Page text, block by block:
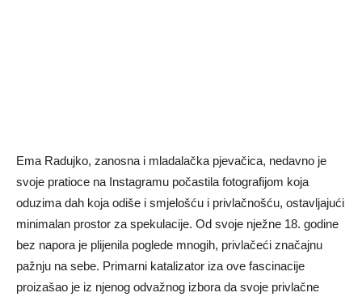
Ema Radujko, zanosna i mladalačka pjevačica, nedavno je
svoje pratioce na Instagramu počastila fotografijom koja
oduzima dah koja odiše i smjelošću i privlačnošću, ostavljajući
minimalan prostor za spekulacije. Od svoje nježne 18. godine
bez napora je plijenila poglede mnogih, privlačeći značajnu
pažnju na sebe. Primarni katalizator iza ove fascinacije
proizašao je iz njenog odvažnog izbora da svoje privlačne